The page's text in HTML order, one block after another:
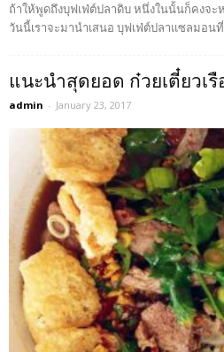
ถ้าให้พูดถึงบุฟเฟ่ต์ปลาดิบ หนึ่งในนั้นก็คงจ
วันนี้เราจะมานำเสนอ บุฟเฟ่ต์ปลาแซลมอน
แนะนำสุดยอด ก๋วยเตี๋ยวเรื
admin - January 23, 2017